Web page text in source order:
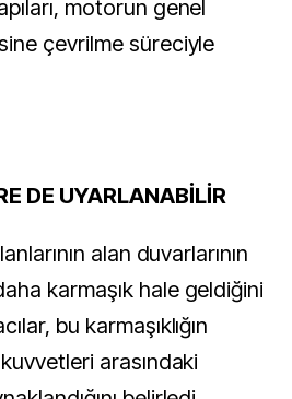
motorun genel
çevrilme süreciyle
DE UYARLANABİLİR
alan duvarlarının
karmaşık hale geldiğini
bu karmaşıklığın
arasındaki